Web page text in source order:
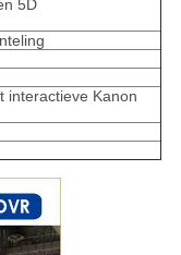
5D
interactieve Kanon